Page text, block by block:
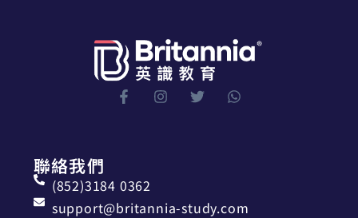
聯絡我們
(852)3184 0362
support@britannia-study.com